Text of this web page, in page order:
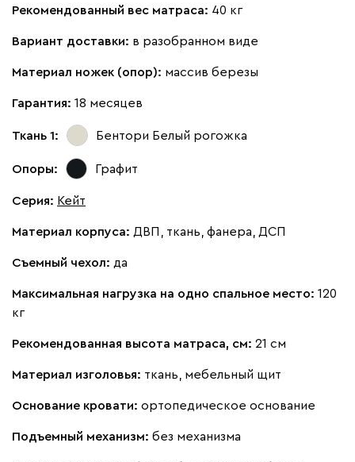
Рекомендованный вес матраса: 40 кг
Вариант доставки: в разобранном виде
Материал ножек (опор): массив березы
Гарантия: 18 месяцев
Ткань 1: Бентори Белый рогожка
Опоры: Графит
Серия: Кейт
Материал корпуса: ДВП, ткань, фанера, ДСП
Съемный чехол: да
Максимальная нагрузка на одно спальное место: 120
кг
Рекомендованная высота матраса, см: 21 см
Материал изголовья: ткань, мебельный щит
Основание кровати: ортопедическое основание
Подъемный механизм: без механизма